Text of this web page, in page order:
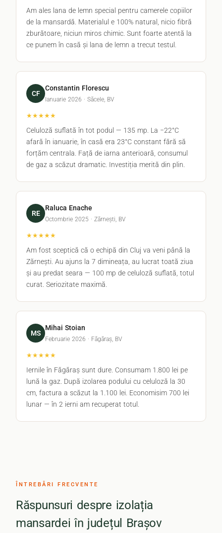
Am ales lana de lemn special pentru camerele copiilor
de la mansardă. Materialul e 100% natural, nicio fibră
zburătoare, niciun miros chimic. Sunt foarte atentă la
ce punem în casă și lana de lemn a trecut testul.
CF
Constantin Florescu
Ianuarie 2026 · Săcele, BV
★★★★★
Celuloză suflată în tot podul — 135 mp. La −22°C
afară în ianuarie, în casă era 23°C constant fără să
forțăm centrala. Față de iarna anterioară, consumul
de gaz a scăzut dramatic. Investiția merită din plin.
RE
Raluca Enache
Octombrie 2025 · Zărnești, BV
★★★★★
Am fost sceptică că o echipă din Cluj va veni până la
Zărnești. Au ajuns la 7 dimineața, au lucrat toată ziua
și au predat seara — 100 mp de celuloză suflată, totul
curat. Seriozitate maximă.
MS
Mihai Stoian
Februarie 2026 · Făgăraș, BV
★★★★★
Iernile în Făgăraș sunt dure. Consumam 1.800 lei pe
lună la gaz. După izolarea podului cu celuloză la 30
cm, factura a scăzut la 1.100 lei. Economisim 700 lei
lunar — în 2 ierni am recuperat totul.
ÎNTREBĂRI FRECVENTE
Răspunsuri despre izolația
mansardei în județul Brașov